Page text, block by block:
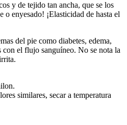
y de tejido tan ancha, que se los
o enyesado! ¡Elasticidad de hasta el
del pie como diabetes, edema,
el flujo sanguíneo. No se nota la
similares, secar a temperatura